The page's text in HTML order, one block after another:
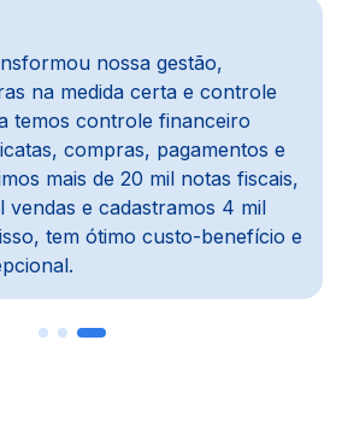
a mudança foi da água para
cerca de 80%. Usávamos
e com o GestãoClick tudo ficou
O módulo de pedidos
o módulo de compras é um
pois importa notas, concilia
agiliza todo o processo.